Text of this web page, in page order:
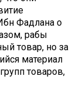
Фадлана о
рабы
товар, но за
материал
товаров,